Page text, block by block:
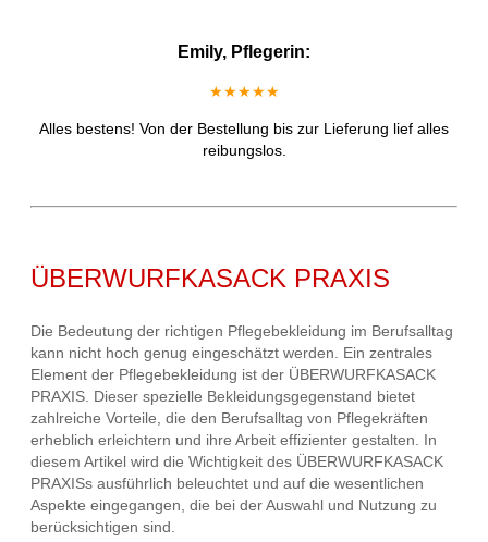
Emily, Pflegerin:
★★★★★
Alles bestens! Von der Bestellung bis zur Lieferung lief alles
reibungslos.
ÜBERWURFKASACK PRAXIS
Die Bedeutung der richtigen Pflegebekleidung im Berufsalltag
kann nicht hoch genug eingeschätzt werden. Ein zentrales
Element der Pflegebekleidung ist der ÜBERWURFKASACK
PRAXIS. Dieser spezielle Bekleidungsgegenstand bietet
zahlreiche Vorteile, die den Berufsalltag von Pflegekräften
erheblich erleichtern und ihre Arbeit effizienter gestalten. In
diesem Artikel wird die Wichtigkeit des ÜBERWURFKASACK
PRAXISs ausführlich beleuchtet und auf die wesentlichen
Aspekte eingegangen, die bei der Auswahl und Nutzung zu
berücksichtigen sind.